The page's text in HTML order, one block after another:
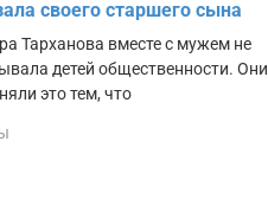
своего старшего сына
Тарханова вместе с мужем не
детей общественности. Они
это тем, что